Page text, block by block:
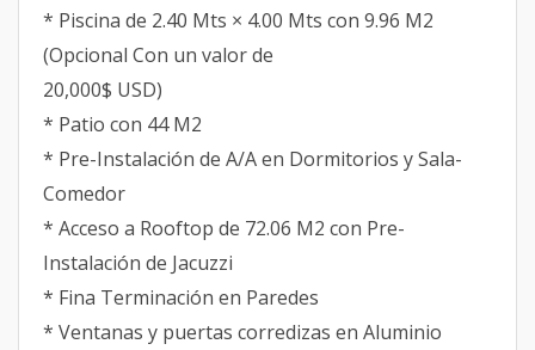
* Piscina de 2.40 Mts × 4.00 Mts con 9.96 M2
(Opcional Con un valor de
20,000$ USD)
* Patio con 44 M2
* Pre-Instalación de A/A en Dormitorios y Sala-
Comedor
* Acceso a Rooftop de 72.06 M2 con Pre-
Instalación de Jacuzzi
* Fina Terminación en Paredes
* Ventanas y puertas corredizas en Aluminio